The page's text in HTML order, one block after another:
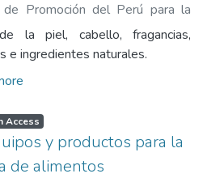
de Promoción del Perú para la
y el Turismo, 2018-05)
Promoción del Perú para la
la piel, cabello, fragancias,
e ingredientes naturales.
Access
y productos para la
de alimentos